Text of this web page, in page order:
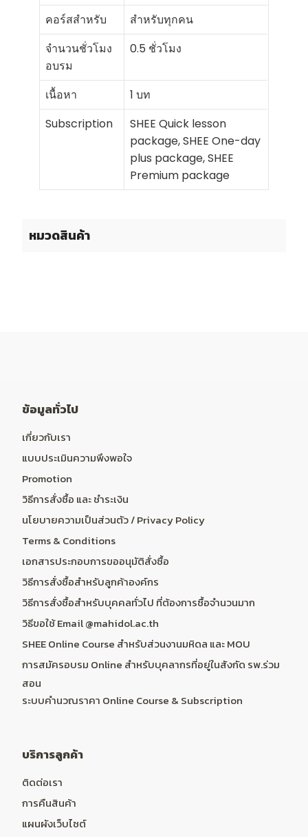
หมวดสินค้า
คอร์สสำหรับ
สำหรับทุกคน
จำนวนชั่วโมง
อบรม
0.5 ชั่วโมง
เนื้อหา
1 บท
Subscription
SHEE Quick lesson
package, SHEE One-day
plus package, SHEE
Premium package
ข้อมูลทั่วไป
เกี่ยวกับเรา
แบบประเมินความพึงพอใจ
Promotion
วิธีการสั่งซื้อ และ ชำระเงิน
นโยบายความเป็นส่วนตัว / Privacy Policy
Terms & Conditions
เอกสารประกอบการขออนุมัติสั่งซื้อ
วิธีการสั่งซื้อสำหรับลูกค้าองค์กร
วิธีการสั่งซื้อสำหรับบุคคลทั่วไป ที่ต้องการซื้อจำนวนมาก
วิธีขอใช้ Email @mahidol.ac.th
SHEE Online Course สำหรับส่วนงานมหิดล และ MOU
การสมัครอบรม Online สำหรับบุคลากรที่อยู่ในสังกัด รพ.ร่วม
สอน
ระบบคำนวณราคา Online Course & Subscription
บริการลูกค้า
ติดต่อเรา
การคืนสินค้า
แผนผังเว็บไซต์